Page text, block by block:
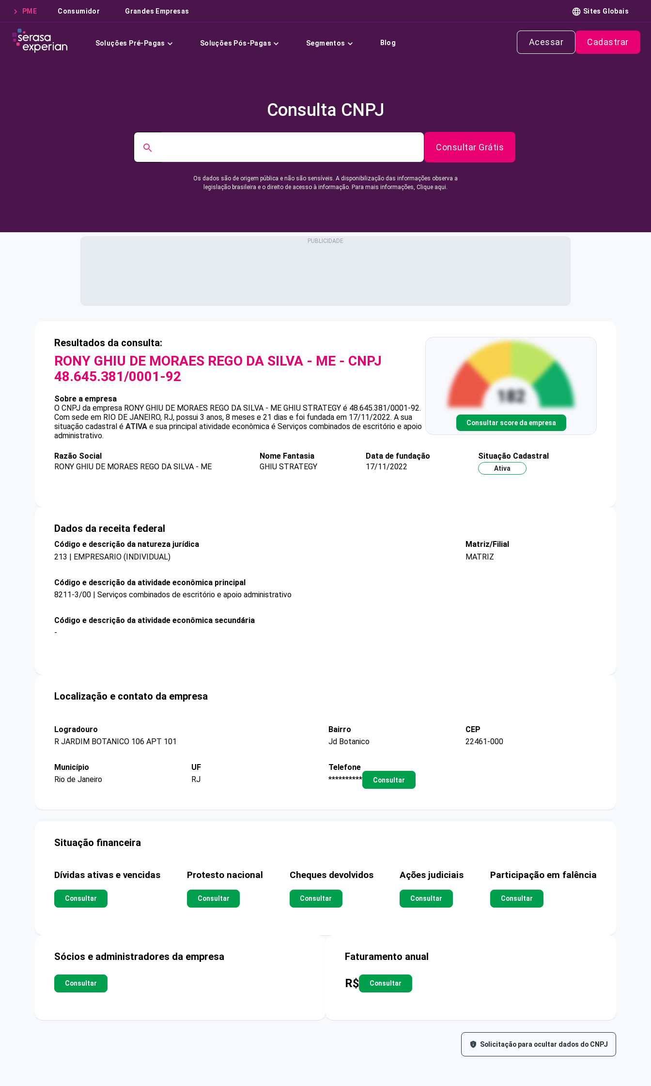
PME Consumidor Grandes Empresas Sites Globais
Soluções Pré-Pagas Soluções Pós-Pagas Segmentos Blog Acessar Cadastrar
Consulta CNPJ
Consultar Grátis
Os dados são de origem pública e não são sensíveis. A disponibilização das informações observa a
legislação brasileira e o direito de acesso à informação. Para mais informações, Clique aqui.
Resultados da consulta:
RONY GHIU DE MORAES REGO DA SILVA - ME - CNPJ
48.645.381/0001-92
Sobre a empresa
O CNPJ da empresa RONY GHIU DE MORAES REGO DA SILVA - ME GHIU STRATEGY é 48.645.381/0001-92.
Com sede em RIO DE JANEIRO, RJ, possui 3 anos, 8 meses e 21 dias e foi fundada em 17/11/2022. A sua
situação cadastral é ATIVA e sua principal atividade econômica é Serviços combinados de escritório e apoio
administrativo.
Consultar score da empresa
Razão Social
RONY GHIU DE MORAES REGO DA SILVA - ME
Nome Fantasia
GHIU STRATEGY
Data de fundação
17/11/2022
Situação Cadastral
Ativa
Dados da receita federal
Código e descrição da natureza jurídica
213 | EMPRESARIO (INDIVIDUAL)
Matriz/Filial
MATRIZ
Código e descrição da atividade econômica principal
8211-3/00 | Serviços combinados de escritório e apoio administrativo
Código e descrição da atividade econômica secundária
-
Localização e contato da empresa
Logradouro
R JARDIM BOTANICO 106 APT 101
Bairro
Jd Botanico
CEP
22461-000
Município
Rio de Janeiro
UF
RJ
Telefone
**********
Consultar
Situação financeira
Dívidas ativas e vencidas
Consultar
Protesto nacional
Consultar
Cheques devolvidos
Consultar
Ações judiciais
Consultar
Participação em falência
Consultar
Sócios e administradores da empresa
Consultar
Faturamento anual
R$ Consultar
Solicitação para ocultar dados do CNPJ